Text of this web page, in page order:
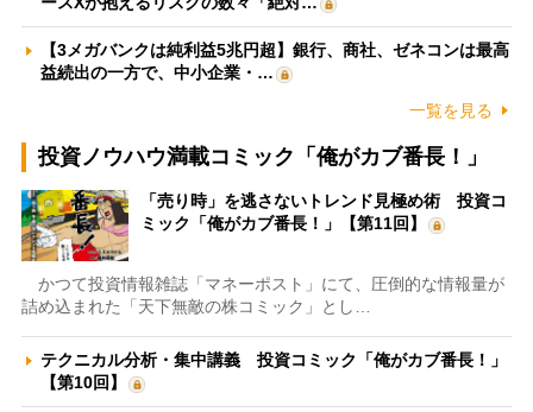
【3メガバンクは純利益5兆円超】銀行、商社、ゼネコンは最高
益続出の一方で、中小企業・…
一覧を見る
投資ノウハウ満載コミック「俺がカブ番長！」
「売り時」を逃さないトレンド見極め術 投資コ
ミック「俺がカブ番長！」【第11回】
かつて投資情報雑誌「マネーポスト」にて、圧倒的な情報量が
詰め込まれた「天下無敵の株コミック」とし…
テクニカル分析・集中講義 投資コミック「俺がカブ番長！」
【第10回】